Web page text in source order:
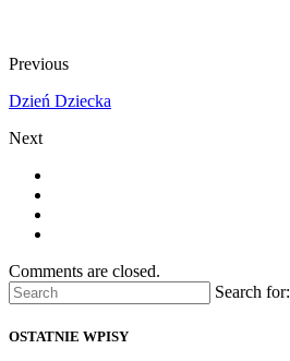
Previous
Dzień Dziecka
Next
Comments are closed.
Search for:
OSTATNIE WPISY